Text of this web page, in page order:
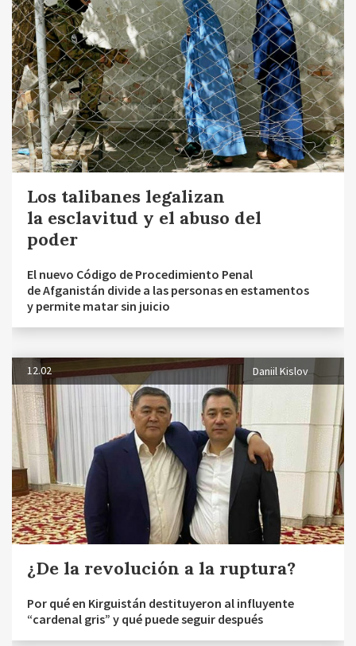
Los talibanes legalizan
la esclavitud y el abuso del
poder
El nuevo Código de Procedimiento Penal
de Afganistán divide a las personas en estamentos
y permite matar sin juicio
12.02 Daniil Kislov
¿De la revolución a la ruptura?
Por qué en Kirguistán destituyeron al influyente
“cardenal gris” y qué puede seguir después